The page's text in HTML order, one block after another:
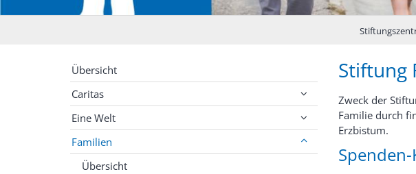
Stiftung
Zweck der
Familie durch
Erzbistum.
Übersicht
Caritas
Eine Welt
Familien
Übersicht